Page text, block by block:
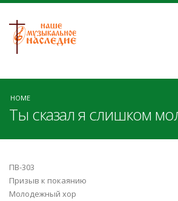
HOME
Ты сказал я слишком
ПВ-303
Призыв к покаянию
Молодежный хор